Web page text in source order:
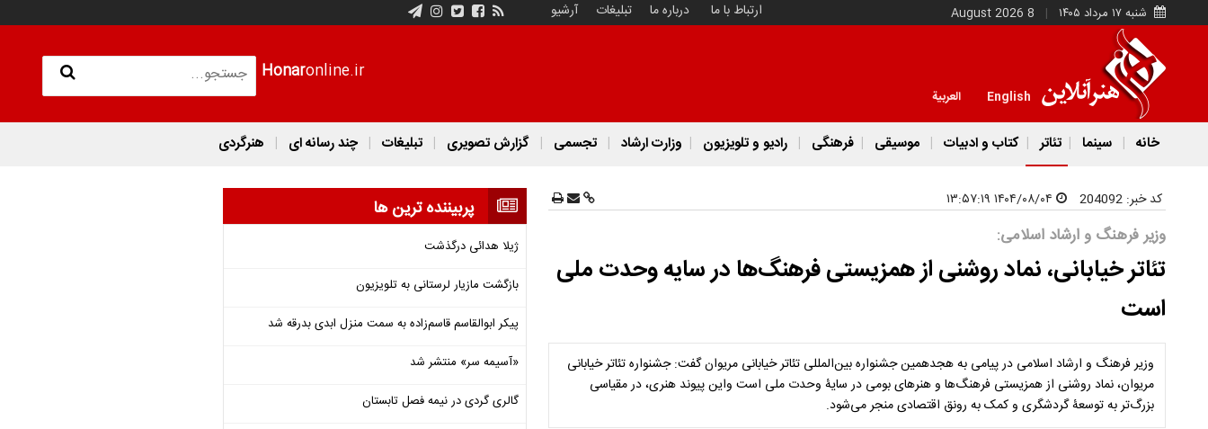
شنبه ۱۷ مرداد ۱۴۰۵ 8 August 2026 ارتباط با ما درباره ما تبلیغات آرشیو
Honaronline.ir
English العربية
خانه سینما تئاتر کتاب و ادبیات موسیقی فرهنگی رادیو و تلویزیون وزارت ارشاد تجسمی گزارش تصویری تبلیغات چند رسانه ای هنرگردی
کد خبر: 204092
وزیر فرهنگ و ارشاد اسلامی:
تئاتر خیابانی، نماد روشنی از همزیستی فرهنگ‌ها در سایه وحدت ملی
است
وزیر فرهنگ و ارشاد اسلامی در پیامی به هجدهمین جشنواره بین‌المللی تئاتر خیابانی مریوان گفت: جشنواره تئاتر خیابانی
مریوان، نماد روشنی از همزیستی فرهنگ‌ها و هنرهای بومی در سایۀ وحدت ملی است واین پیوند هنری، در مقیاسی
بزرگ‌تر به توسعۀ گردشگری و کمک به رونق اقتصادی منجر می‌شود.
پربیننده ترین ها
ژیلا هدائی درگذشت
بازگشت مازیار لرستانی به تلویزیون
پیکر ابوالقاسم قاسم‌زاده به سمت منزل ابدی بدرقه شد
«آسیمه سر» منتشر شد
گالری گردی در نیمه فصل تابستان